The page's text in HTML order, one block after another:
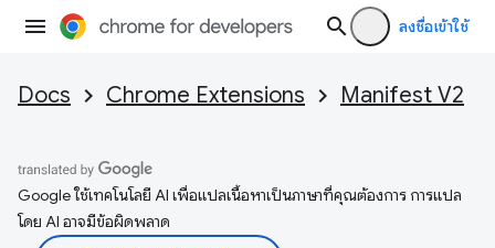
ลงชื่อเข้าใช้
Docs Chrome Extensions Manifest V2
Google ใช้เทคโนโลยี AI เพื่อแปลเนื้อหาเป็นภาษาที่คุณต้องการ การแปล
โดย AI อาจมีข้อผิดพลาด